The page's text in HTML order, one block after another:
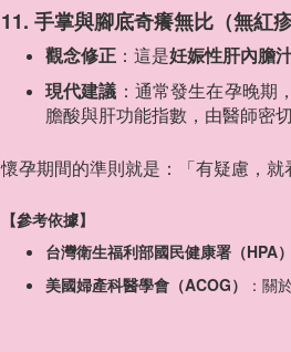
11. 手掌與腳底奇癢無比（無紅疹
觀念修正 ：這是妊娠性肝內膽
現代建議 ：通常發生在孕晚
膽酸與肝功能指數，由醫師密
懷孕期間的準則就是：「有疑慮，就
【參考依據】
台灣衛生福利部國民健康署（HPA）
美國婦產科醫學會（ACOG）
：關